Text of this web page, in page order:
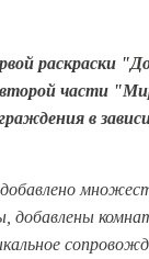
раскраски
части "
в
добавлены